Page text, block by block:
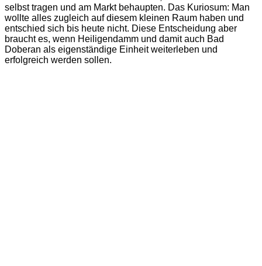
selbst tragen und am Markt behaupten. Das Kuriosum: Man
wollte alles zugleich auf diesem kleinen Raum haben und
entschied sich bis heute nicht. Diese Entscheidung aber
braucht es, wenn Heiligendamm und damit auch Bad
Doberan als eigenständige Einheit weiterleben und
erfolgreich werden sollen.